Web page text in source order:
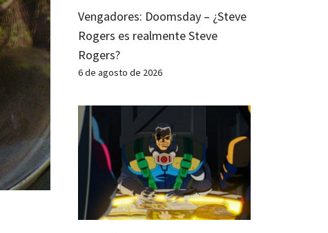
Vengadores: Doomsday – ¿Steve
Rogers es realmente Steve
Rogers?
6 de agosto de 2026